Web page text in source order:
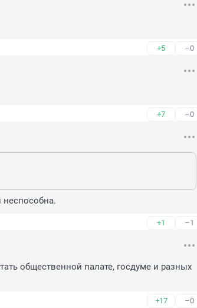
+5 –0
+7 –0
неспособна.
+1 –1
общественной палате, госдуме и разных
+17 –0